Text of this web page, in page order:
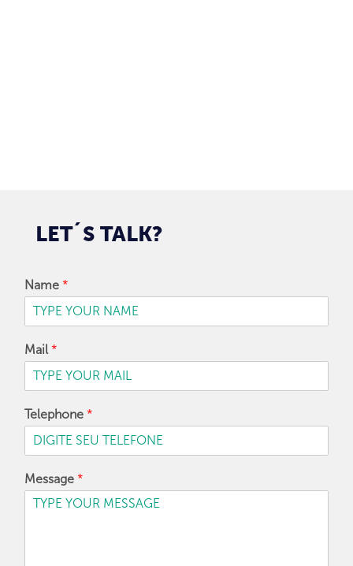
LET´S TALK?
Name *
Mail *
Telephone *
Message *